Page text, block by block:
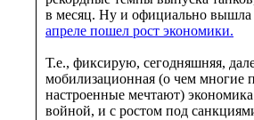
в месяц. Ну и официально вышла
апреле пошел рост экономики.
Т.е., фиксирую, сегодняшняя,
мобилизационная (о чем многие
настроенные мечтают) экономика
войной, и с ростом под